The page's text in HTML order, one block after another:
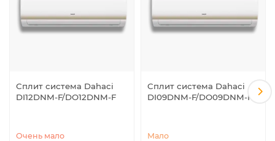
Сплит система Dahaci
DI12DNM-F/DO12DNM-F
Очень мало
Сплит система Dahaci
DI09DNM-F/DO09DNM-F
Мало